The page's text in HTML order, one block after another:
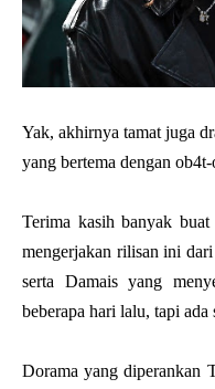
Yak, akhirnya tamat juga
yang bertema dengan
Terima kasih banyak
mengerjakan rilisan ini
serta Damais yang
beberapa hari lalu, tapi
Dorama yang diperankan